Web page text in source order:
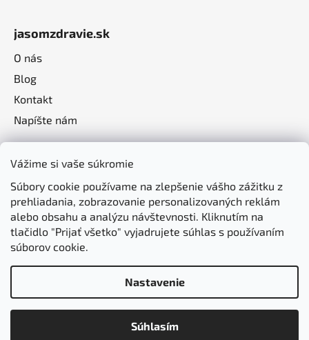
Vážime si vaše súkromie
Súbory cookie používame na zlepšenie vášho zážitku z
prehliadania, zobrazovanie personalizovaných reklám
alebo obsahu a analýzu návštevnosti. Kliknutím na
tlačidlo "Prijať všetko" vyjadrujete súhlas s používaním
súborov cookie.
Nastavenie
Súhlasím
jasomzdravie.sk
O nás
Blog
Kontakt
Napíšte nám
Vytvoril Shoptet
jasomzdravie.sk